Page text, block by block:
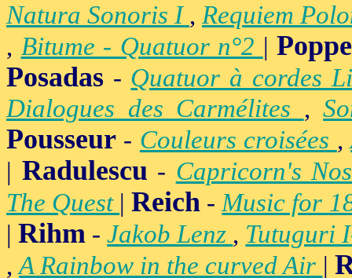
Natura Sonoris I , Requiem
, Bitume - Quatuor n°2 |Poppe
Posadas - Quatuor à cordes
Dialogues des Carmélites ,
Pousseur - Couleurs croisées ,
| Radulescu - Capricorn's
The Quest |Reich -Music for
|Rihm -Jakob Lenz , Tutuguri
,A Rainbow in the curved Air |